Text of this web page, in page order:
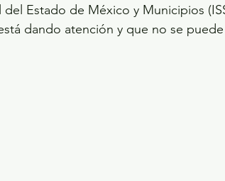
Estado de México y Municipios
dando atención y que no se